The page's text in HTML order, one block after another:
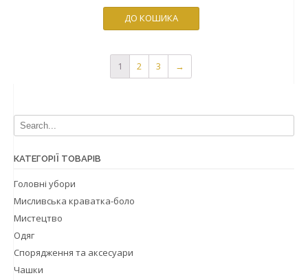
ДО КОШИКА
1 2 3 →
КАТЕГОРІЇ ТОВАРІВ
Головні убори
Мисливська краватка-боло
Мистецтво
Одяг
Спорядження та аксесуари
Чашки